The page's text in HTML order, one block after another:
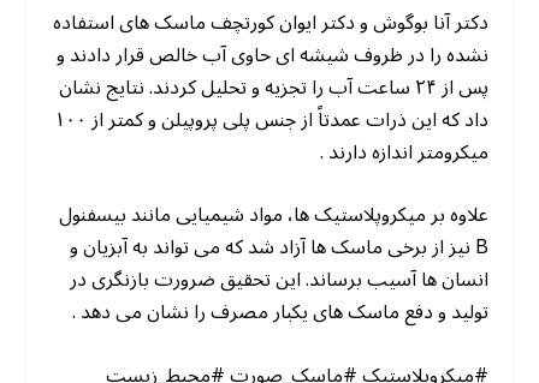
دکتر آنا بوگوش و دکتر ایوان کورتچف ماسک های استفاده
نشده را در ظروف شیشه ای حاوی آب خالص قرار دادند و
پس از ۲۴ ساعت آب را تجزیه و تحلیل کردند. نتایج نشان
داد که این ذرات عمدتاً از جنس پلی پروپیلن و کمتر از ۱۰۰
میکرومتر اندازه دارند .
علاوه بر میکروپلاستیک ها، مواد شیمیایی مانند بیسفنول
B نیز از برخی ماسک ها آزاد شد که می تواند به آبزیان و
انسان ها آسیب برساند. این تحقیق ضرورت بازنگری در
تولید و دفع ماسک های یکبار مصرف را نشان می دهد .